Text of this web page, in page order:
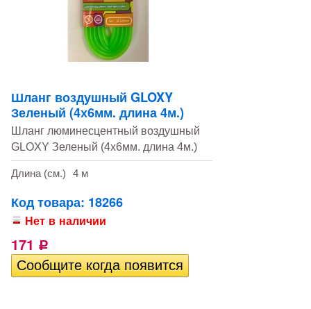
Шланг воздушный GLOXY
Зеленый (4х6мм. длина 4м.)
Шланг люминесцентный воздушный
GLOXY Зеленый (4х6мм. длина 4м.)
Длина (см.) 4 м
Код товара: 18266
Нет в наличии
171 Р